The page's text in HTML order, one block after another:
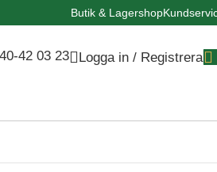
Butik & Lagershop
42 03 23 Logga in / Registrera